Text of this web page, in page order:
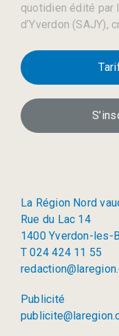
quotidien édité par
d’Yverdon (SAJY),
La Région Nord
Rue du Lac 14
1400 Yverdon-les-
T 024 424 11 55
Publicité